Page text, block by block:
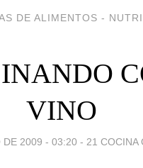
DE ALIMENTOS -
VINO
DE 2009 - 03:20 - 21 COCINA